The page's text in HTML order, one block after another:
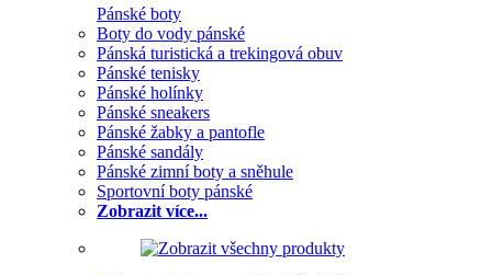
Pánské boty
Boty do vody pánské
Pánská turistická a trekingová obuv
Pánské tenisky
Pánské holínky
Pánské sneakers
Pánské žabky a pantofle
Pánské sandály
Pánské zimní boty a sněhule
Sportovní boty pánské
Zobrazit více...